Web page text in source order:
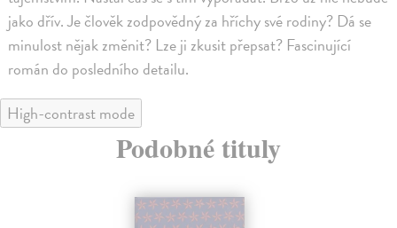
jako dřív. Je člověk zodpovědný za hříchy své rodiny? Dá se
minulost nějak změnit? Lze ji zkusit přepsat? Fascinující
román do posledního detailu.
High-contrast mode
Podobné tituly